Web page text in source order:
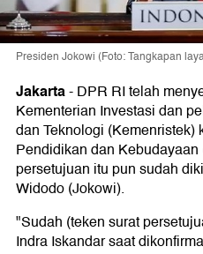
Presiden Jokowi (Foto: Tangkapan
Jakarta-DPR RI telah
Kementerian Investasi dan
dan Teknologi (Kemenristek)
Pendidikan dan
persetujuan itu pun sudah
Widodo (Jokowi).
"Sudah (teken surat
Indra Iskandar saat